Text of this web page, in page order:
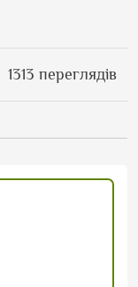
1313 переглядів